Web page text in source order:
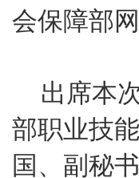
会保障部
出席本
部职业技
国、副秘